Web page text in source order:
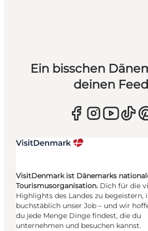
Ein bisschen
deinen Feed
VisitDenmark ist Dänemarks
Tourismusorganisation. Dich für die
Highlights des Landes zu begeistern,
buchstäblich unser Job – und wir
du jede Menge Dinge findest, die du
unternehmen und besuchen kannst.